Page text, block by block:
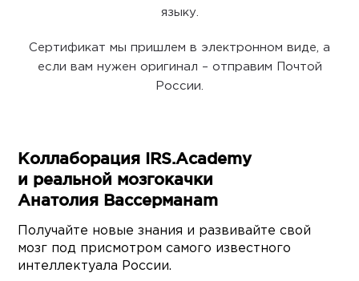
языку.
Сертификат мы пришлем в электронном виде, а
если вам нужен оригинал – отправим Почтой
России.
Коллаборация IRS.Academy
и реальной мозгокачки
Анатолия Вассерманаm
Получайте новые знания и развивайте свой
мозг под присмотром самого известного
интеллектуала России.